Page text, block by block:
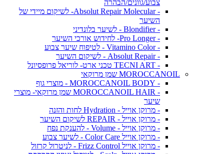
צבוע/גוונים/הבהרה
- Absolut Repair Molecular- לשיקום מיידי של
השיער
- Blondifier - לשיער בלונדיני
- Pro Longer- לחידוש אורכי השיער
- Vitamino Color - לטיפוח שיער צבוע
- Absolut Repair - לשיקום השיער
- TECNI ART טכני ארט- לוריאל פרופסיונל
MOROCCANOIL שמן מרוקאי
- MOROCCANOIL BODY - מוצרי גוף
- MOROCCANOIL HAIR שמן מרוקאי- מוצרי
שיער
- מרוקן אוייל - Hydration לחות והזנה
- מרוקן אוייל - REPAIR לשיקום השיער
- מרוקן אוייל - Volume - להענקת נפח
- מרוקן אוייל Color Care - לשיער צבוע
- מרוקן אוייל Frizz Control - לניטרול קרזול